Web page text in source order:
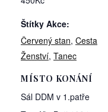
Štítky Akce:
Červený stan, Cesta
Ženství, Tanec
MÍSTO KONÁNÍ
Sál DDM v 1.patře